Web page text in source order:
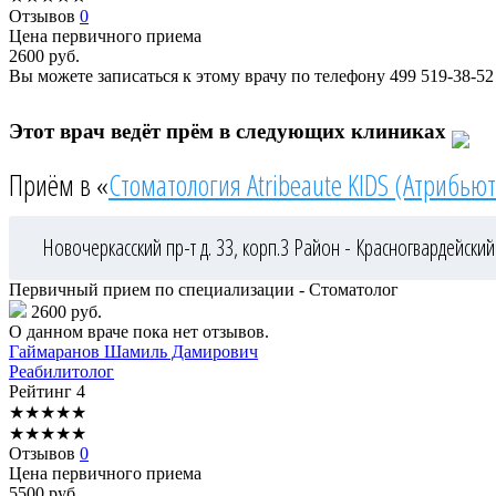
Отзывов 0
Цена первичного приема
2600 руб.
Вы можете записаться к этому врачу по телефону 499 519-38-52
Этот врач ведёт прём в следующих клиниках
Приём в «Стоматология Atribeaute KIDS
Новочеркасский пр-т д. 33, корп.3 Район - Красногвардейский
Первичный прием по специализации - Стоматолог
2600 руб.
О данном враче пока нет отзывов.
Гаймаранов Шамиль Дамирович
Реабилитолог
Рейтинг 4
★★★★★
★★★★★
Отзывов 0
Цена первичного приема